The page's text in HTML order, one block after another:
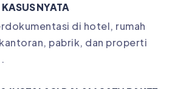
NYATA
di hotel, rumah
pabrik, dan properti